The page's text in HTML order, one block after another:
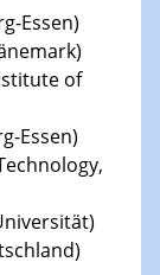
Professur
Professur
Essen)
of
Essen)